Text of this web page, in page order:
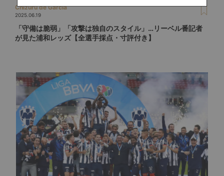
Chizuru de Garcia
2025.06.19
「守備は脆弱」「攻撃は独自のスタイル」…リーベル番記者
が見た浦和レッズ【全選手採点・寸評付き】